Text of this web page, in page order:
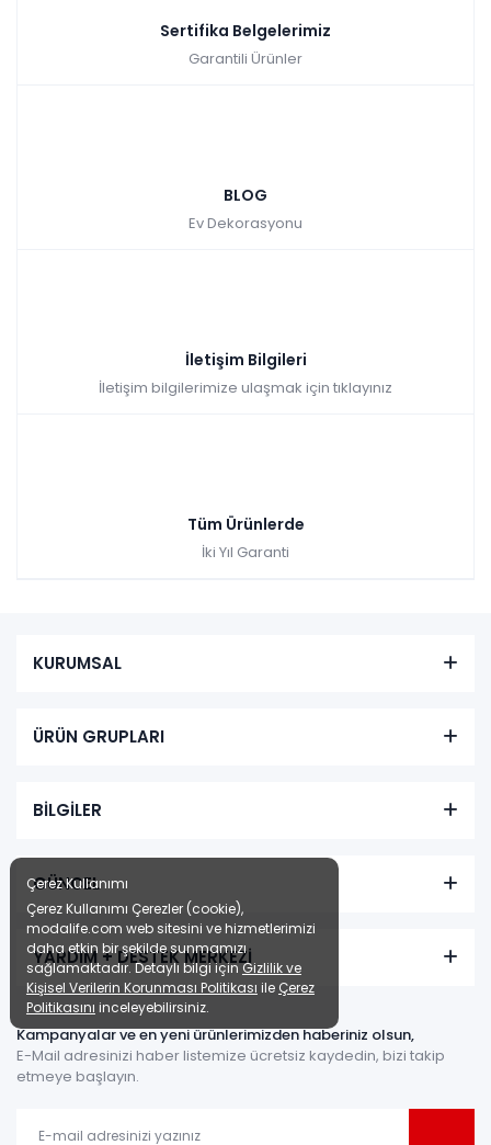
Sepette: 6.453,00₺
₺7.170,00
Rattan Masa Takımı
Renkler yükleniyor…
farksız
Sertifika Belgelerimiz
Garantili Ürünler
BLOG
Ev Dekorasyonu
İletişim Bilgileri
İletişim bilgilerimize ulaşmak için tıklayınız
Tüm Ürünlerde
İki Yıl Garanti
KURUMSAL
ÜRÜN GRUPLARI
BİLGİLER
GÜNCEL
YARDIM + DESTEK MERKEZİ
Kampanyalar ve en yeni ürünlerimizden haberiniz olsun,
E-Mail adresinizi haber listemize ücretsiz kaydedin, bizi takip
etmeye başlayın.
Çerez Kullanımı
Çerez Kullanımı Çerezler (cookie),
modalife.com web sitesini ve hizmetlerimizi
daha etkin bir şekilde sunmamızı
sağlamaktadır. Detaylı bilgi içinGizlilik ve
Kişisel Verilerin Korunması Politikası ile Çerez
Politikasını inceleyebilirsiniz.